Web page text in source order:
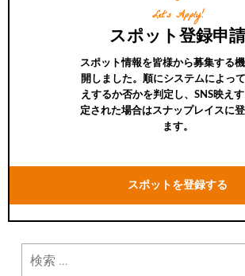
Let’s Apply!
スポット登録申請
スポット情報を皆様から募集する
開しました。順にシステムによっ
えするか否かを判定し、SNS映え
定された場合はスナップレイスに
ます。
スポットを登録する